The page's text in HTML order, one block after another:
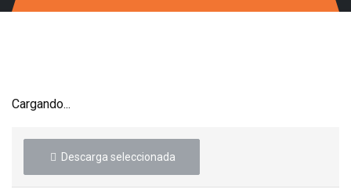
Cargando...
Descarga seleccionada